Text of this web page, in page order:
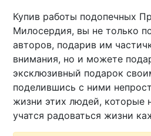
Купив работы подопечных
Милосердия, вы не только
авторов, подарив им
внимания, но и можете
эксклюзивный подарок
поделившись с ними
жизни этих людей, которые
учатся радоваться жизни